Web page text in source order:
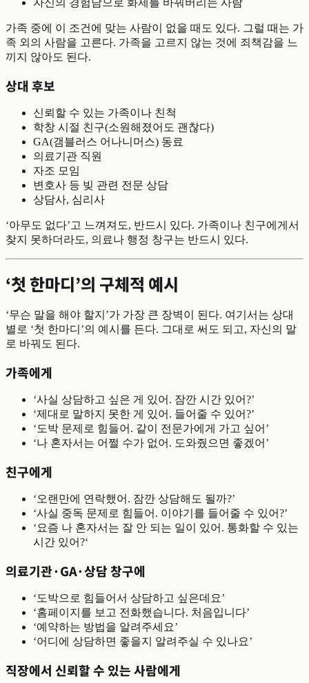
가족 중에 이 조건에 맞는 사람이 없을 때도 있다. 그럴 때는 가
족 외의 사람을 고른다. 가족을 고르지 않는 것에 죄책감을 느
끼지 않아도 된다.
상대 후보
신뢰할 수 있는 가족이나 친척
학창 시절 친구(소원해졌어도 괜찮다)
GA(갬블러스 어나니머스) 동료
의료기관 직원
자조 모임
변호사 등 빚 관련 전문 상담
상담사, 심리사
‘아무도 없다’고 느껴져도, 반드시 있다. 가족이나 친구에게서
찾지 못하더라도, 의료나 행정 창구는 반드시 있다.
‘첫 한마디’의 구체적 예시
‘무슨 말을 해야 할지’가 가장 큰 장벽이 된다. 여기서는 상대
별로 ‘첫 한마디’의 예시를 든다. 그대로 써도 되고, 자신의 말
로 바꿔도 된다.
가족에게
‘사실 상담하고 싶은 게 있어. 잠깐 시간 있어?’
‘제대로 말하지 못한 게 있어. 들어줄 수 있어?’
‘도박 문제로 힘들어. 같이 전문가에게 가고 싶어’
‘나 혼자서는 어쩔 수가 없어. 도와줬으면 좋겠어’
친구에게
‘오랜만에 연락했어. 잠깐 상담해도 될까?’
‘사실 중독 문제로 힘들어. 이야기를 들어줄 수 있어?’
‘요즘 나 혼자서는 잘 안 되는 일이 있어. 통화할 수 있는
시간 있어?‘
의료기관·GA·상담 창구에
‘도박으로 힘들어서 상담하고 싶은데요’
‘홈페이지를 보고 전화했습니다. 처음입니다’
‘예약하는 방법을 알려주세요’
‘어디에 상담하면 좋을지 알려주실 수 있나요’
직장에서 신뢰할 수 있는 사람에게